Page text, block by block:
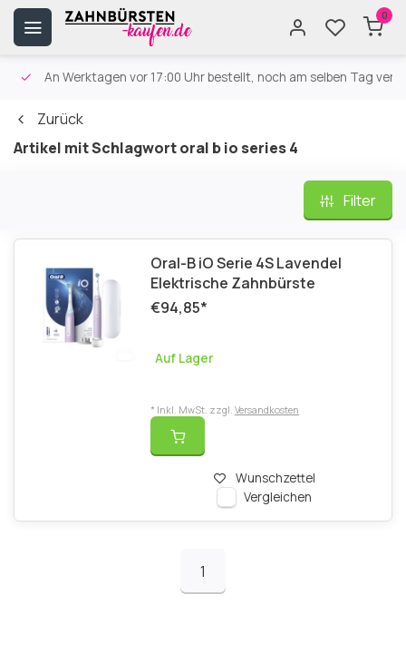
0
An Werktagen vor 17:00 Uhr bestellt, noch am selben Tag
Zurück
Artikel mit Schlagwort oral b io series 4
Filter
Oral-B iO Serie 4S Lavendel
Elektrische Zahnbürste
€94,85*
Auf Lager
Wunschzettel
Vergleichen
* Inkl. MwSt. zzgl. Versandkosten
1